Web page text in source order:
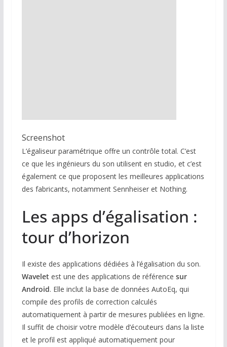
Screenshot
L’égaliseur paramétrique offre un contrôle total. C’est
ce que les ingénieurs du son utilisent en studio, et c’est
également ce que proposent les meilleures applications
des fabricants, notamment Sennheiser et Nothing.
Les apps d’égalisation :
tour d’horizon
Il existe des applications dédiées à l’égalisation du son.
Wavelet est une des applications de référence sur
Android. Elle inclut la base de données AutoEq, qui
compile des profils de correction calculés
automatiquement à partir de mesures publiées en ligne.
Il suffit de choisir votre modèle d’écouteurs dans la liste
et le profil est appliqué automatiquement pour